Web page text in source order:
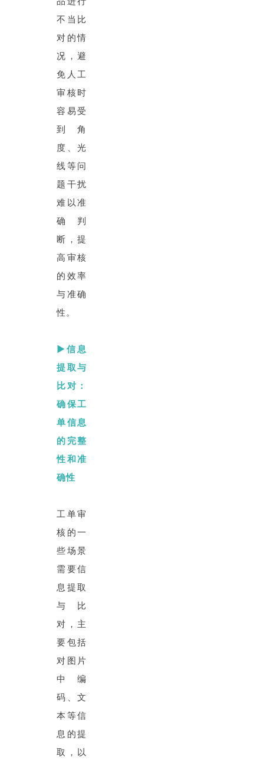
不当比
对的情
况，避
免人工
审核时
容易受
到角
度、光
线等问
题干扰
难以准
确判
断，提
高审核
的效率
与准确
性。
▶信息
提取与
比对：
确保工
单信息
的完整
性和准
确性
工单审
核的一
些场景
需要信
息提取
与比
对，主
要包括
对图片
中编
码、文
本等信
息的提
取，以